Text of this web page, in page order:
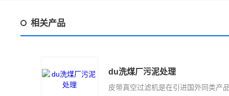
相关产品
du洗煤厂污泥处理